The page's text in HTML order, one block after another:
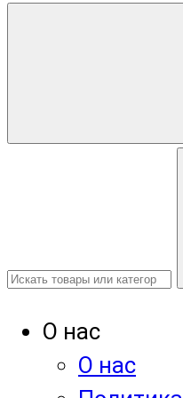
О нас
О нас